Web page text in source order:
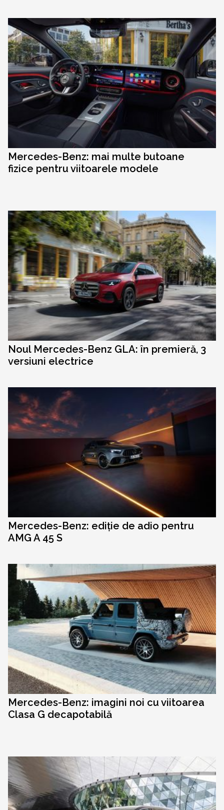
Mercedes-Benz: mai multe butoane
fizice pentru viitoarele modele
Noul Mercedes-Benz GLA: în premieră, 3
versiuni electrice
Mercedes-Benz: ediție de adio pentru
AMG A 45 S
Mercedes-Benz: imagini noi cu viitoarea
Clasa G decapotabilă